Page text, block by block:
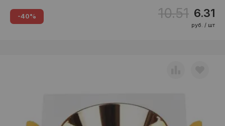
-40% 10.51 6.31
руб. / шт